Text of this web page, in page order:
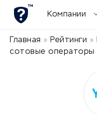
Компании
Главная » Рейтинги »
сотовые операторы